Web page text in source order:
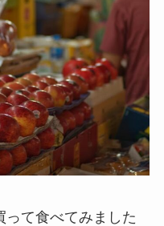
て食べてみました